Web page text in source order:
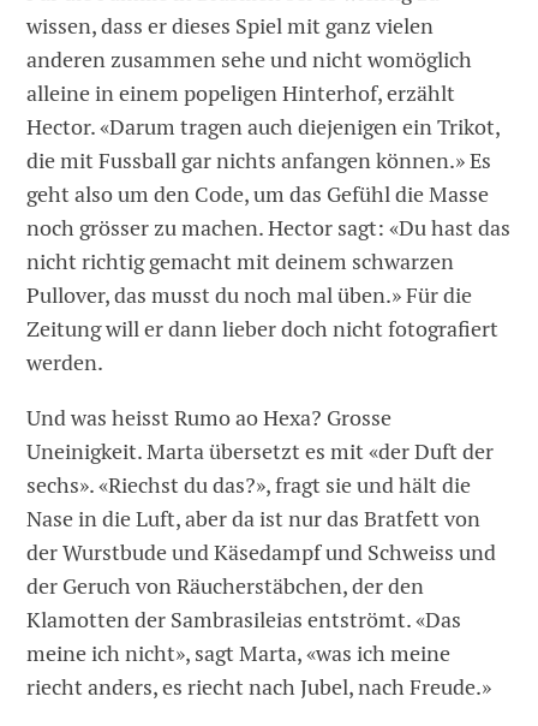
wissen, dass er dieses Spiel mit ganz vielen
anderen zusammen sehe und nicht womöglich
alleine in einem popeligen Hinterhof, erzählt
Hector. «Darum tragen auch diejenigen ein Trikot,
die mit Fussball gar nichts anfangen können.» Es
geht also um den Code, um das Gefühl die Masse
noch grösser zu machen. Hector sagt: «Du hast das
nicht richtig gemacht mit deinem schwarzen
Pullover, das musst du noch mal üben.» Für die
Zeitung will er dann lieber doch nicht fotografiert
werden.
Und was heisst Rumo ao Hexa? Grosse
Uneinigkeit. Marta übersetzt es mit «der Duft der
sechs». «Riechst du das?», fragt sie und hält die
Nase in die Luft, aber da ist nur das Bratfett von
der Wurstbude und Käsedampf und Schweiss und
der Geruch von Räucherstäbchen, der den
Klamotten der Sambrasileias entströmt. «Das
meine ich nicht», sagt Marta, «was ich meine
riecht anders, es riecht nach Jubel, nach Freude.»